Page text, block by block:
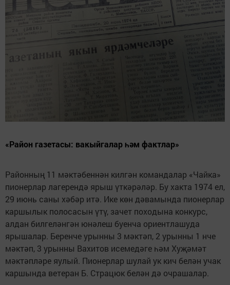
«Район газетасы: вакыйгалар һәм фактлар»
Районның 11 мәктәбеннән килгән командалар «Чайка»
пионерлар лагерендә ярыш үткәрәләр. Бу хакта 1974 ел,
29 июнь саны хәбәр итә. Ике көн дәвамында пионерлар
каршылык полосасын үтү, зачет походына конкурс,
алдан билгеләнгән юнәлеш буенча ориентлашуда
ярышалар. Беренче урынны 3 мәктәп, 2 урынны 1 нче
мәктәп, 3 урынны Вахитов исемедәге һәм Хуҗәмәт
мәктәпләре яулый. Пионерлар шулай ук кич белән учак
каршында ветеран Б. Страцюк белән дә очрашалар.